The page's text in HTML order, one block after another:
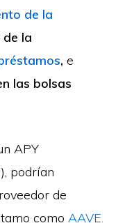
de la
la
, e
las bolsas
APY
podrían
de
comoAAVE.